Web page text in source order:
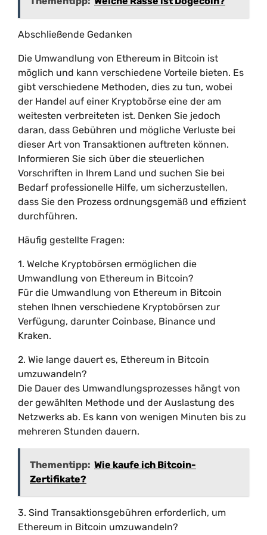
Abschließende Gedanken
Die Umwandlung von Ethereum in Bitcoin ist
möglich und kann verschiedene Vorteile bieten. Es
gibt verschiedene Methoden, dies zu tun, wobei
der Handel auf einer Kryptobörse eine der am
weitesten verbreiteten ist. Denken Sie jedoch
daran, dass Gebühren und mögliche Verluste bei
dieser Art von Transaktionen auftreten können.
Informieren Sie sich über die steuerlichen
Vorschriften in Ihrem Land und suchen Sie bei
Bedarf professionelle Hilfe, um sicherzustellen,
dass Sie den Prozess ordnungsgemäß und effizient
durchführen.
Häufig gestellte Fragen:
1. Welche Kryptobörsen ermöglichen die
Umwandlung von Ethereum in Bitcoin?
Für die Umwandlung von Ethereum in Bitcoin
stehen Ihnen verschiedene Kryptobörsen zur
Verfügung, darunter Coinbase, Binance und
Kraken.
2. Wie lange dauert es, Ethereum in Bitcoin
umzuwandeln?
Die Dauer des Umwandlungsprozesses hängt von
der gewählten Methode und der Auslastung des
Netzwerks ab. Es kann von wenigen Minuten bis zu
mehreren Stunden dauern.
Thementipp: Wie kaufe ich Bitcoin-
Zertifikate?
3. Sind Transaktionsgebühren erforderlich, um
Ethereum in Bitcoin umzuwandeln?